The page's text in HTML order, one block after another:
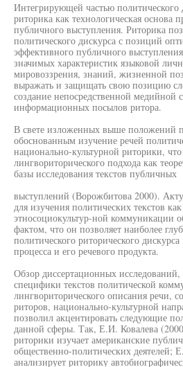
Интегрирующей частью политического
риторика как технологическая основа
публичного выступления. Риторика
политического дискурса с позиций
эффективного публичного
значимых характеристик языковой
мировоззрения, знаний, жизненной
выражать и защищать свою позицию
создание непосредственной медийной
информационных посылов ритора.
В свете изложенных выше положений
обоснованным изучение речей
национально-культурной риторики,
лингвориторического подхода как
базы исследования текстов публичных
выступлений (Ворожбитова 2000).
для изучения политических текстов
этносоциокультур-ной коммуникации
фактом, что он позволяет наиболее
политического риторического
процесса и его речевого продукта.
Обзор диссертационных
специфики текстов политической
лингвориторического описания речи,
риторов, национально-культурной
позволил акцентировать следующие
данной сферы. Так, Е.И. Ковалева
риторики изучает американские
общественно-политических деятелей;
анализирует риторику